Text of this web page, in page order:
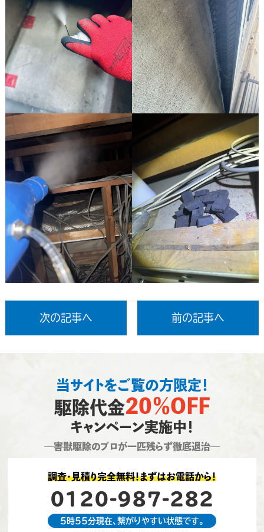
次の記事へ 前の記事へ
当サイトをご覧の方限定！
駆除代金20％OFF
キャンペーン実施中！
―害獣駆除のプロが一匹残らず徹底退治―
調査・見積り完全無料！まずはお電話から！
0120-987-282
5時55分現在、繋がりやすい状態です。